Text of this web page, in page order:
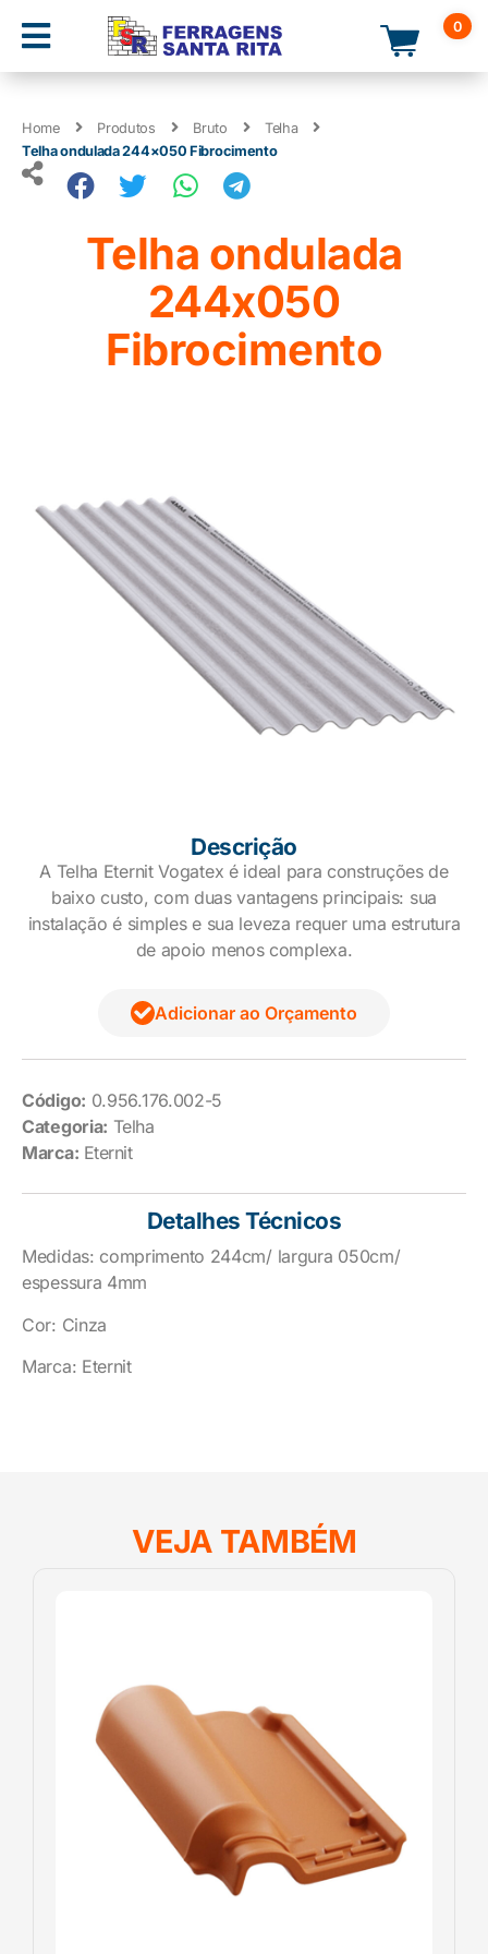
0
Home Produtos Bruto
Telha
Telha ondulada 244×050 Fibrocimento
Telha ondulada
244x050
Fibrocimento
Descrição
A Telha Eternit Vogatex é ideal para construções de
baixo custo, com duas vantagens principais: sua
instalação é simples e sua leveza requer uma estrutura
de apoio menos complexa.
Adicionar ao Orçamento
Código: 0.956.176.002-5
Categoria: Telha
Marca: Eternit
Detalhes Técnicos
Medidas: comprimento 244cm/ largura 050cm/
espessura 4mm
Cor: Cinza
Marca: Eternit
VEJA TAMBÉM